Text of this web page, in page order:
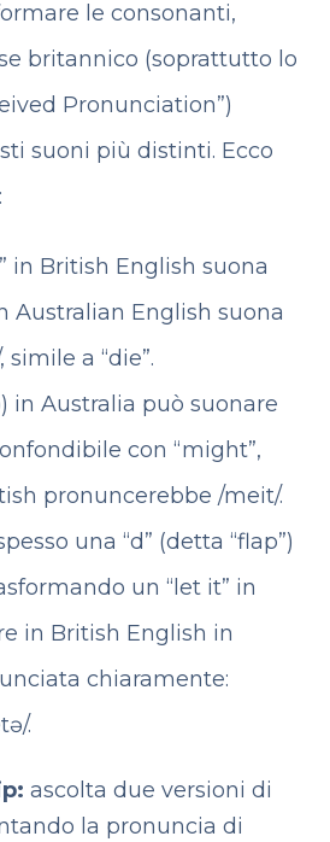
le consonanti,
britannico (soprattutto lo
Pronunciation”)
suoni più distinti. Ecco
in British English suona
Australian English suona
simile a “die”.
in Australia può suonare
con “might”,
pronuncerebbe /meit/.
una “d” (detta “flap”)
un “let it” in
in British English in
chiaramente:
.
ascolta due versioni di
la pronuncia di